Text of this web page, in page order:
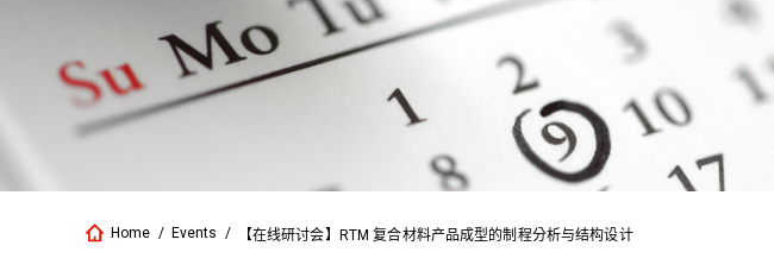
Home / Events / 【在线研讨会】RTM 复合材料产品成型的制程分析与结构设计